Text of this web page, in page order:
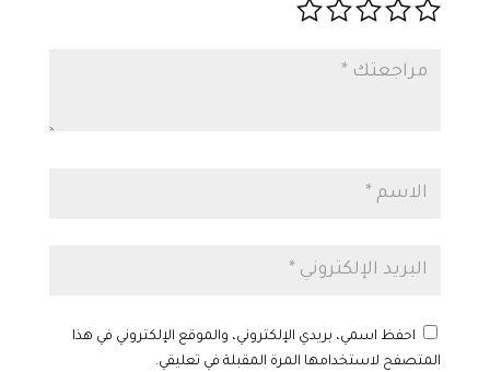
احفظ اسمي، بريدي الإلكتروني، والموقع الإلكتروني في هذا
المتصفح لاستخدامها المرة المقبلة في تعليقي.